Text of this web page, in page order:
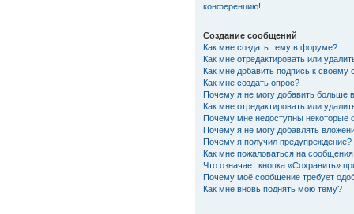
конференцию!
Создание сообщений
Как мне создать тему в форуме?
Как мне отредактировать или
Как мне добавить подпись к своему
Как мне создать опрос?
Почему я не могу добавить больше
Как мне отредактировать или
Почему мне недоступны некоторые
Почему я не могу добавлять
Почему я получил предупреждение?
Как мне пожаловаться на
Что означает кнопка «Сохранить»
Почему моё сообщение требует
Как мне вновь поднять мою тему?